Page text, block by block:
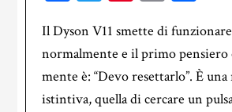
Il Dyson V11 smette di funzionare
normalmente e il primo pensiero
mente è: “Devo resettarlo”. È una
istintiva, quella di cercare un